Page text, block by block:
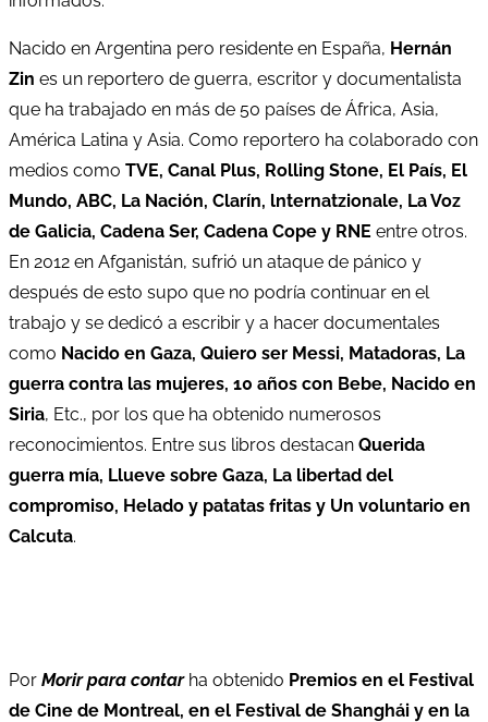
Nacido en Argentina pero residente en España, Hernán
Zin es un reportero de guerra, escritor y documentalista
que ha trabajado en más de 50 países de África, Asia,
América Latina y Asia. Como reportero ha colaborado con
medios como TVE, Canal Plus, Rolling Stone, El País, El
Mundo, ABC, La Nación, Clarín, lnternatzionale, La Voz
de Galicia, Cadena Ser, Cadena Cope y RNE entre otros.
En 2012 en Afganistán, sufrió un ataque de pánico y
después de esto supo que no podría continuar en el
trabajo y se dedicó a escribir y a hacer documentales
como Nacido en Gaza, Quiero ser Messi, Matadoras, La
guerra contra las mujeres, 10 años con Bebe, Nacido en
Siria, Etc., por los que ha obtenido numerosos
reconocimientos. Entre sus libros destacan Querida
guerra mía, Llueve sobre Gaza, La libertad del
compromiso, Helado y patatas fritas y Un voluntario en
Calcuta.
Por Morir para contarha obtenido Premios en el Festival
de Cine de Montreal, en el Festival de Shanghái y en la